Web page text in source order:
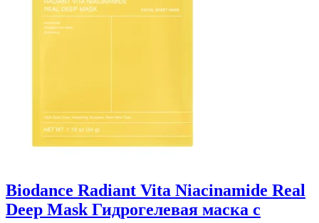
Biodance Radiant Vita Niacinamide Real
Deep Mask Гидрогелевая маска с